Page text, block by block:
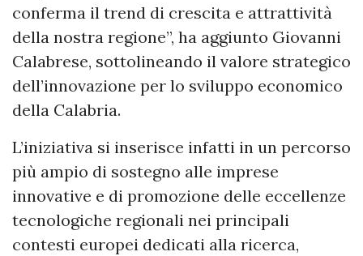
conferma il trend di crescita e attrattività
della nostra regione”, ha aggiunto Giovanni
Calabrese, sottolineando il valore strategico
dell’innovazione per lo sviluppo economico
della Calabria.
L’iniziativa si inserisce infatti in un percorso
più ampio di sostegno alle imprese
innovative e di promozione delle eccellenze
tecnologiche regionali nei principali
contesti europei dedicati alla ricerca,